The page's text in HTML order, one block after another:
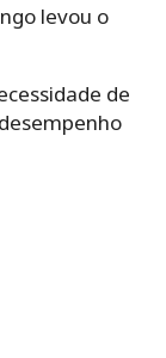
levou o
de